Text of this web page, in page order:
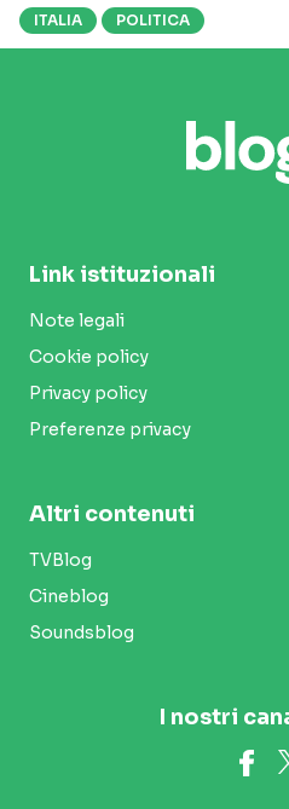
ITALIA POLITICA
Link istituzionali
Note legali
Cookie policy
Privacy policy
Preferenze privacy
Altri contenuti
TVBlog
Cineblog
Soundsblog
I nostri